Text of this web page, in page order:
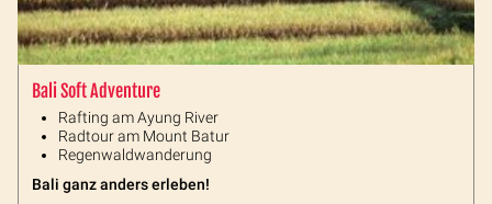
Bali Soft Adventure
Rafting am Ayung River
Radtour am Mount Batur
Regenwaldwanderung
Bali ganz anders erleben!